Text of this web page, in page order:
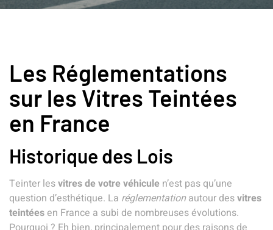
Les Réglementations
sur les Vitres Teintées
en France
Historique des Lois
Teinter lesvitres de votre véhicule n’est pas qu’une
question d’esthétique. La réglementationautour desvitres
teintées en France a subi de nombreuses évolutions.